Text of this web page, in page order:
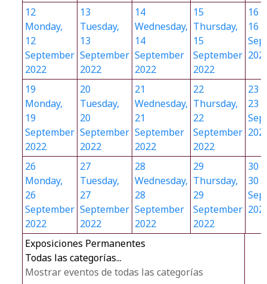
12
Monday,
12
September
2022
13
Tuesday,
13
September
2022
14
Wednesday,
14
September
2022
15
Thursday,
15
September
2022
16
16
19
Monday,
19
September
2022
20
Tuesday,
20
September
2022
21
Wednesday,
21
September
2022
22
Thursday,
22
September
2022
23
23
26
Monday,
26
September
2022
27
Tuesday,
27
September
2022
28
Wednesday,
28
September
2022
29
Thursday,
29
September
2022
30
30
Exposiciones Permanentes
Todas las categorías...
Mostrar eventos de todas las categorías